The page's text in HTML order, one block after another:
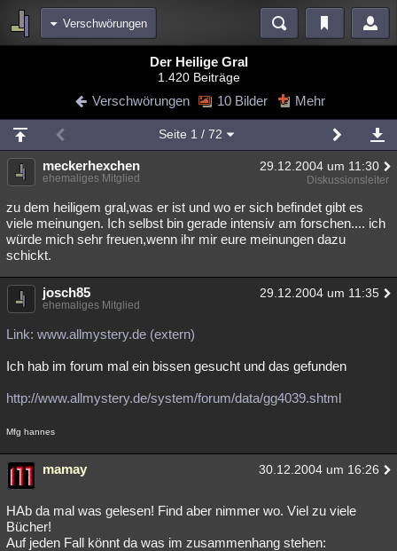
Verschwörungen
Blogs Videos
Chat Wiki Neuigkeiten
meine Rubriken
Menschen Wissenschaft Mystery Kriminalfälle
Spiritualität Verschwörungen Technologie Ufologie
Natur Umfragen Unterhaltung
Philosophie Literatur
Astronomie Helpdesk Gruppen
Musik Clash Verbesserungen Allmystery English
Lesenswert Schlüsselwörter
Der Heilige Gral
1.420 Beiträge
Verschwörungen 10 Bilder Mehr
Seite 1 / 72
meckerhexchen 29.12.2004 um 11:30
ehemaliges Mitglied Diskussionsleiter
zu dem heiligem gral,was er ist und wo er sich befindet gibt es
viele meinungen. Ich selbst bin gerade intensiv am forschen.... ich
würde mich sehr freuen,wenn ihr mir eure meinungen dazu
schickt.
josch85 29.12.2004 um 11:35
ehemaliges Mitglied
Link: www.allmystery.de (extern)
Ich hab im forum mal ein bissen gesucht und das gefunden
http://www.allmystery.de/system/forum/data/gg4039.shtml
Mfg hannes
mamay 30.12.2004 um 16:26
HAb da mal was gelesen! Find aber nimmer wo. Viel zu viele
Bücher!
Auf jeden Fall könnt da was im zusammenhang stehen: